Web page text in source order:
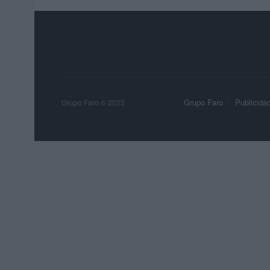
Grupo Faro Publicidad
Grupo Faro © 2023